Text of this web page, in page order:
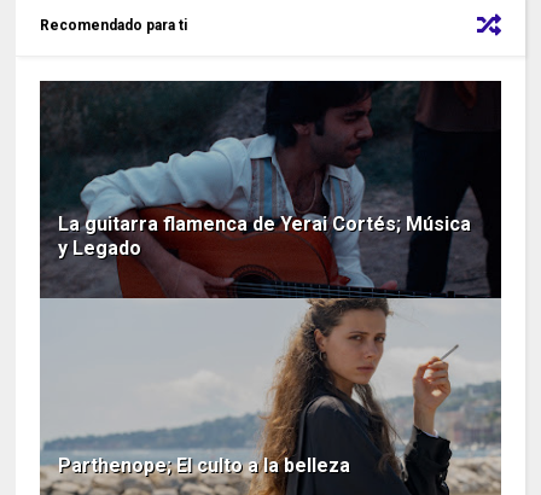
Recomendado para ti
La guitarra flamenca de Yerai Cortés; Música
y Legado
Parthenope; El culto a la belleza